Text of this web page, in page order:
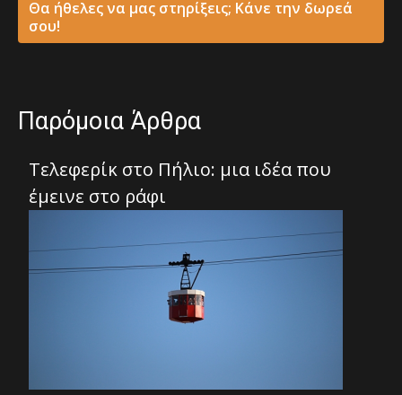
Θα ήθελες να μας στηρίξεις; Κάνε την δωρεά
σου!
Παρόμοια Άρθρα
Τελεφερίκ στο Πήλιο: μια ιδέα που
έμεινε στο ράφι